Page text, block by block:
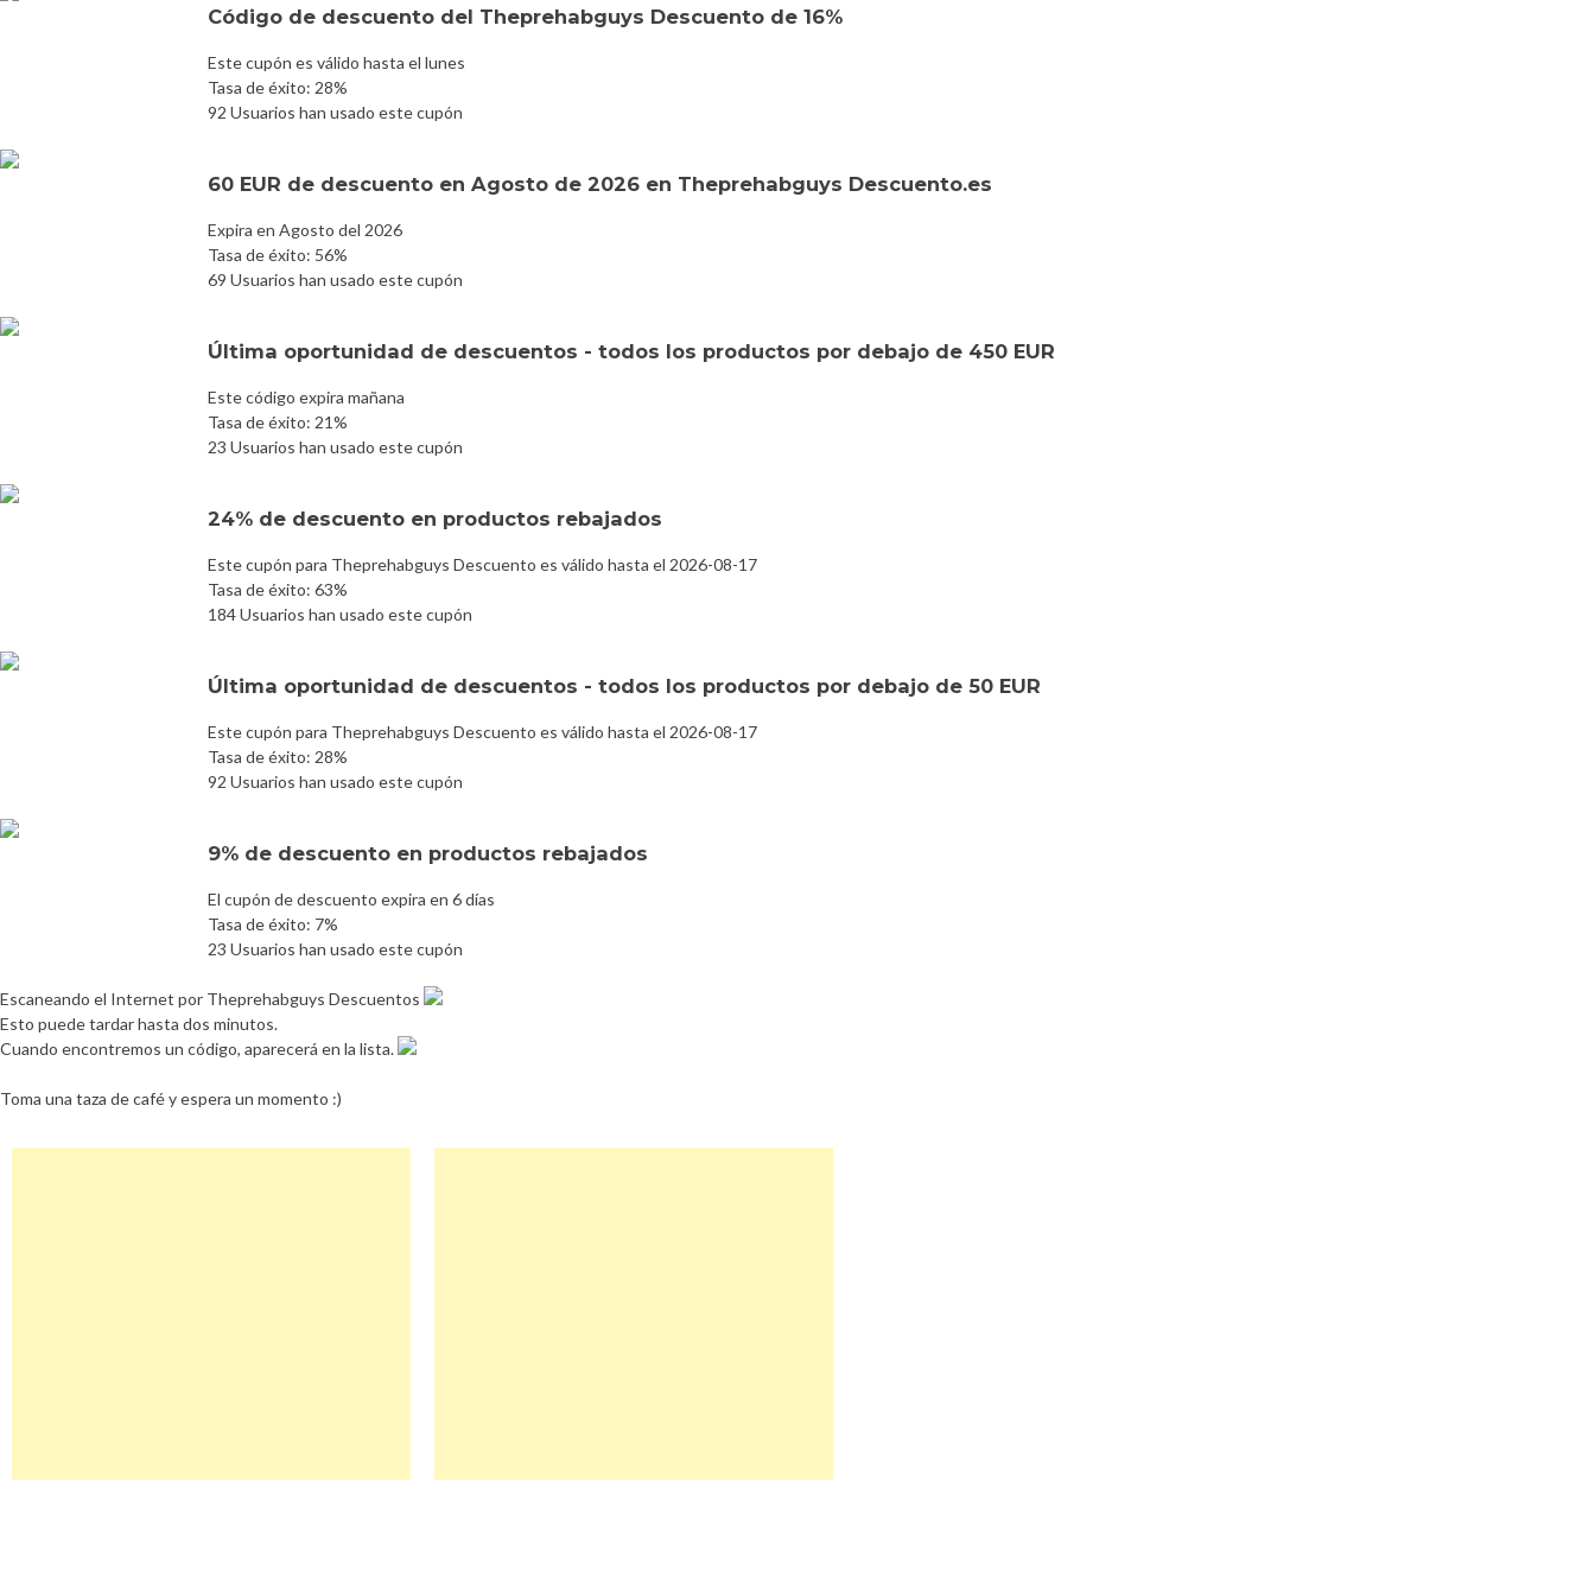
Código de descuento del Theprehabguys Descuento de 16%
Este cupón es válido hasta el lunes
Tasa de éxito: 28%
92 Usuarios han usado este cupón
60 EUR de descuento en Agosto de 2026 en Theprehabguys Descuento.es
Expira en Agosto del 2026
Tasa de éxito: 56%
69 Usuarios han usado este cupón
Última oportunidad de descuentos - todos los productos por debajo de 450 EUR
Este código expira mañana
Tasa de éxito: 21%
23 Usuarios han usado este cupón
24% de descuento en productos rebajados
Este cupón para Theprehabguys Descuento es válido hasta el 2026-08-17
Tasa de éxito: 63%
184 Usuarios han usado este cupón
Última oportunidad de descuentos - todos los productos por debajo de 50 EUR
Este cupón para Theprehabguys Descuento es válido hasta el 2026-08-17
Tasa de éxito: 28%
92 Usuarios han usado este cupón
9% de descuento en productos rebajados
El cupón de descuento expira en 6 días
Tasa de éxito: 7%
23 Usuarios han usado este cupón
Escaneando el Internet por Theprehabguys Descuentos
Esto puede tardar hasta dos minutos.
Cuando encontremos un código, aparecerá en la lista.
Toma una taza de café y espera un momento :)